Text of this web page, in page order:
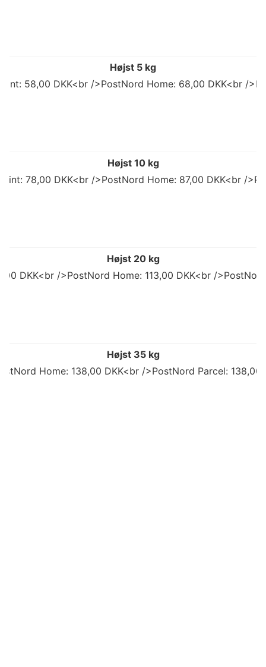
Højst 5 kg
58,00 DKK<br />PostNord Home: 68,00 DKK<br /
Højst 10 kg
78,00 DKK<br />PostNord Home: 87,00 DKK<br /
Højst 20 kg
DKK<br />PostNord Home: 113,00 DKK<br /
Højst 35 kg
Home: 138,00 DKK<br />PostNord Parcel: 138,00